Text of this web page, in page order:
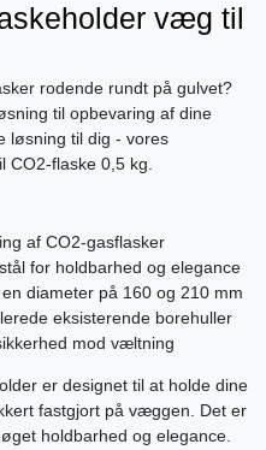
væg til
rodende rundt på gulvet?
til opbevaring af dine
løsning til dig - vores
flaske 0,5 kg.
af CO2-gasflasker
for holdbarhed og elegance
diameter på 160 og 210 mm
eksisterende borehuller
mod væltning
er designet til at holde dine
fastgjort på væggen. Det er
holdbarhed og elegance.